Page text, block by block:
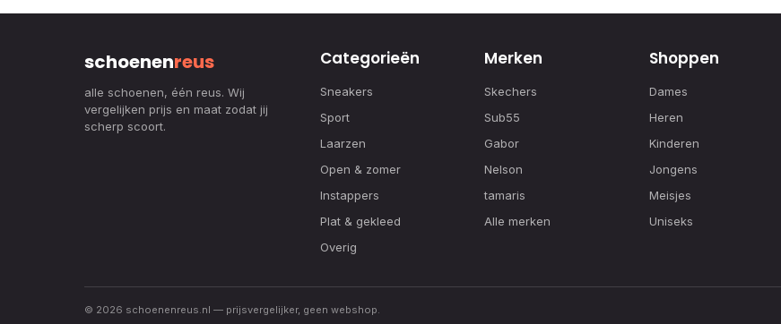
schoenenreus
alle schoenen, één reus. Wij
vergelijken prijs en maat zodat jij
scherp scoort.
Categorieën
Sneakers
Sport
Laarzen
Open & zomer
Instappers
Plat & gekleed
Overig
Merken
Skechers
Sub55
Gabor
Nelson
tamaris
Alle merken
Shoppen
Dames
Heren
Kinderen
Jongens
Meisjes
Uniseks
© 2026 schoenenreus.nl — prijsvergelijker, geen webshop.